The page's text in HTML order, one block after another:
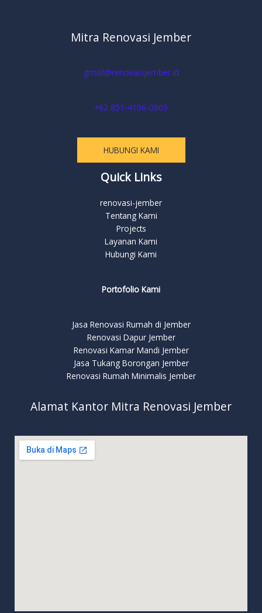
Mitra Renovasi Jember
gmail@renovasijember.id
+62 851-4106-0909
HUBUNGI KAMI
Quick Links
renovasi-jember
Tentang Kami
Projects
Layanan Kami
Hubungi Kami
Portofolio Kami
Jasa Renovasi Rumah di Jember
Renovasi Dapur Jember
Renovasi Kamar Mandi Jember
Jasa Tukang Borongan Jember
Renovasi Rumah Minimalis Jember
Alamat Kantor Mitra Renovasi Jember